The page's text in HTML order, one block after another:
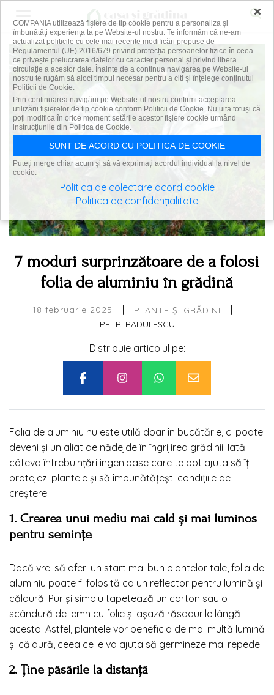
7 moduri surprinzătoare de a folosi
folia de aluminiu în grădină
18 februarie 2025 | PLANTE ȘI GRĂDINI |
PETRI RADULESCU
Distribuie articolul pe:
Folia de aluminiu nu este utilă doar în bucătărie, ci poate
deveni și un aliat de nădejde în îngrijirea grădinii. Iată
câteva întrebuințări ingenioase care te pot ajuta să îți
protejezi plantele și să îmbunătățești condițiile de
creștere.
1. Crearea unui mediu mai cald și mai luminos
pentru semințe
Dacă vrei să oferi un start mai bun plantelor tale, folia de
aluminiu poate fi folosită ca un reflector pentru lumină și
căldură. Pur și simplu tapetează un carton sau o
scândură de lemn cu folie și așază răsadurile lângă
acesta. Astfel, plantele vor beneficia de mai multă lumină
și căldură, ceea ce le va ajuta să germineze mai repede.
2. Ține păsările la distanță
×
COMPANIA utilizează fişiere de tip cookie pentru a personaliza și
îmbunătăți experiența ta pe Website-ul nostru. Te informăm că ne-am
actualizat politicile cu cele mai recente modificări propuse de
Regulamentul (UE) 2016/679 privind protecția persoanelor fizice în ceea
ce privește prelucrarea datelor cu caracter personal și privind libera
circulație a acestor date. Înainte de a continua navigarea pe Website-ul
nostru te rugăm să aloci timpul necesar pentru a citi și înțelege conținutul
Politicii de Cookie.
Prin continuarea navigării pe Website-ul nostru confirmi acceptarea
utilizării fişierelor de tip cookie conform Politicii de Cookie. Nu uita totuși că
poți modifica în orice moment setările acestor fişiere cookie urmând
instrucțiunile din Politica de Cookie.
SUNT DE ACORD CU POLITICA DE COOKIE
Puteți merge chiar acum și să vă exprimați acordul individual la nivel de
cookie:
Politica de colectare acord cookie
Politica de confidențialitate